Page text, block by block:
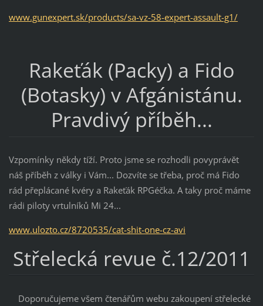
www.gunexpert.sk/products/sa-vz-58-expert-assault-g1/
Rakeťák (Packy) a Fido
(Botasky) v Afgánistánu.
Pravdivý příběh...
Vzpomínky někdy tíží. Proto jsme se rozhodli povyprávět
náš příběh z války i Vám... Dozvíte se třeba, proč má Fido
rád přeplácané kvéry a Rakeťák RPGéčka. A taky proč máme
rádi piloty vrtulníků Mi 24...
www.ulozto.cz/8720535/cat-shit-one-cz-avi
Střelecká revue č.12/2011
Doporučujeme všem čtenářům webu zakoupení střelecké